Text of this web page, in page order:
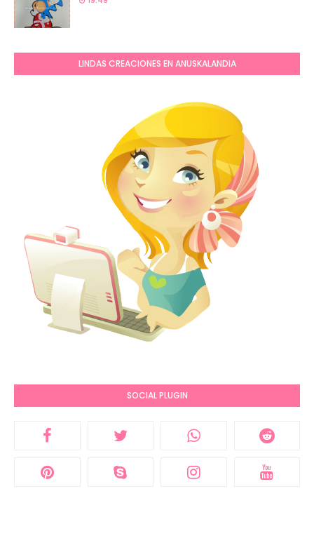
LINDAS CREACIONES EN ANUSKALANDIA
SOCIAL PLUGIN